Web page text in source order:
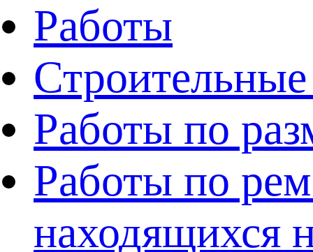
Работы
Работы по
Работы по
находящихся